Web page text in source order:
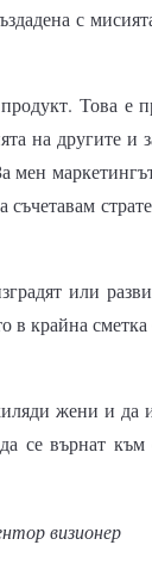
с
Това е
на другите и
мен
или
в крайна
жени и да
се върнат към
визионер